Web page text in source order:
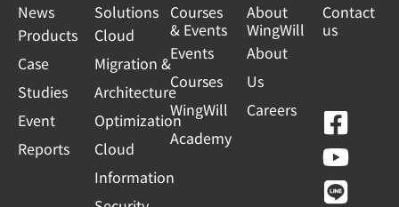
News
Products
Case
Studies
Event
Reports
Solutions
Cloud
Migration &
Architecture
Optimization
Cloud
Information
Courses
& Events
Events
Courses
WingWill
Academy
About
WingWill
About
Us
Careers
Contact
us
F
a
c
Y
o
u
L
i
n
L
i
n